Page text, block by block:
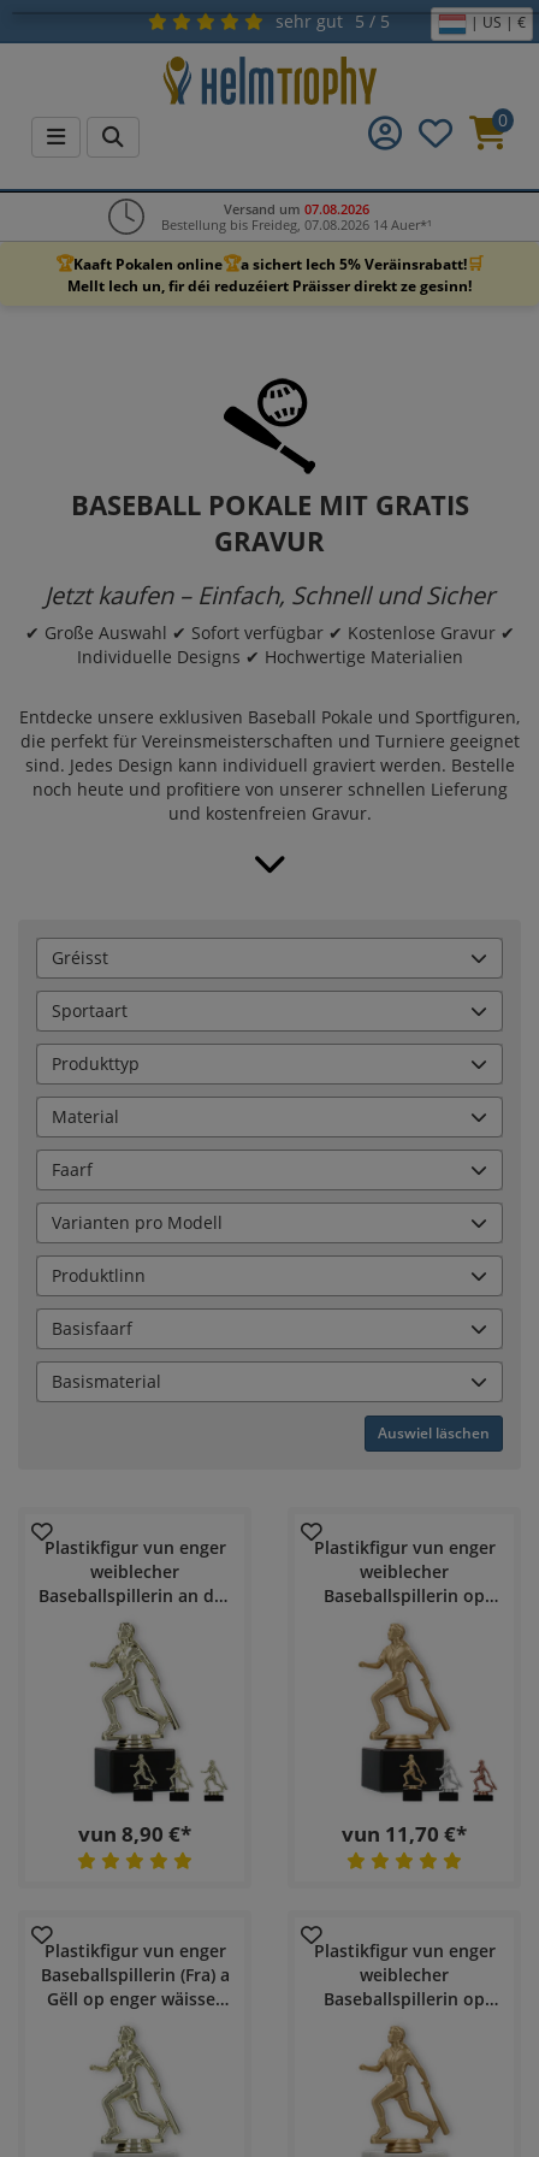
sehr gut 5 / 5 | US | €
0
Versand um 07.08.2026
Bestellung bis Freideg, 07.08.2026 14 Auer*¹
🏆Kaaft Pokalen online🏆a sichert Iech 5% Veräinsrabatt!🛒
Mellt Iech un, fir déi reduzéiert Präisser direkt ze gesinn!
BASEBALL POKALE MIT GRATIS
GRAVUR
Jetzt kaufen – Einfach, Schnell und Sicher
✔ Große Auswahl ✔ Sofort verfügbar ✔ Kostenlose Gravur ✔
Individuelle Designs ✔ Hochwertige Materialien
Entdecke unsere exklusiven Baseball Pokale und Sportfiguren,
die perfekt für Vereinsmeisterschaften und Turniere geeignet
sind. Jedes Design kann individuell graviert werden. Bestelle
noch heute und profitiere von unserer schnellen Lieferung
und kostenfreien Gravur.
Gréisst
Sportaart
Produkttyp
Material
Faarf
Varianten pro Modell
Produktlinn
Basisfaarf
Basismaterial
Auswiel läschen
Plastikfigur vun enger
weiblecher
Baseballspillerin an der
Faarf Gold op enger
schwaarzer
Marmorplack
vun 8,90 €*
Plastikfigur vun enger
weiblecher
Baseballspillerin op
enger Schwaarz-
Marmor-Basis
vun 11,70 €*
Plastikfigur vun enger
Baseballspillerin (Fra) a
Gëll op enger wäisser
Marmorplack
Plastikfigur vun enger
weiblecher
Baseballspillerin op
enger wäisser
Marmorbasis